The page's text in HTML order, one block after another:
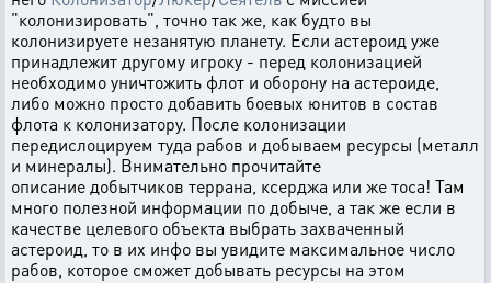
"колонизировать", точно так же, как будто вы
колонизируете незанятую планету. Если астероид уже
принадлежит другому игроку - перед колонизацией
необходимо уничтожить флот и оборону на астероиде,
либо можно просто добавить боевых юнитов в состав
флота к колонизатору. После колонизации
передислоцируем туда рабов и добываем ресурсы (металл
и минералы). Внимательно прочитайте
описание добытчиков террана, ксерджа или же тоса! Там
много полезной информации по добыче, а так же если в
качестве целевого объекта выбрать захваченный
астероид, то в их инфо вы увидите максимальное число
рабов, которое сможет добывать ресурсы на этом